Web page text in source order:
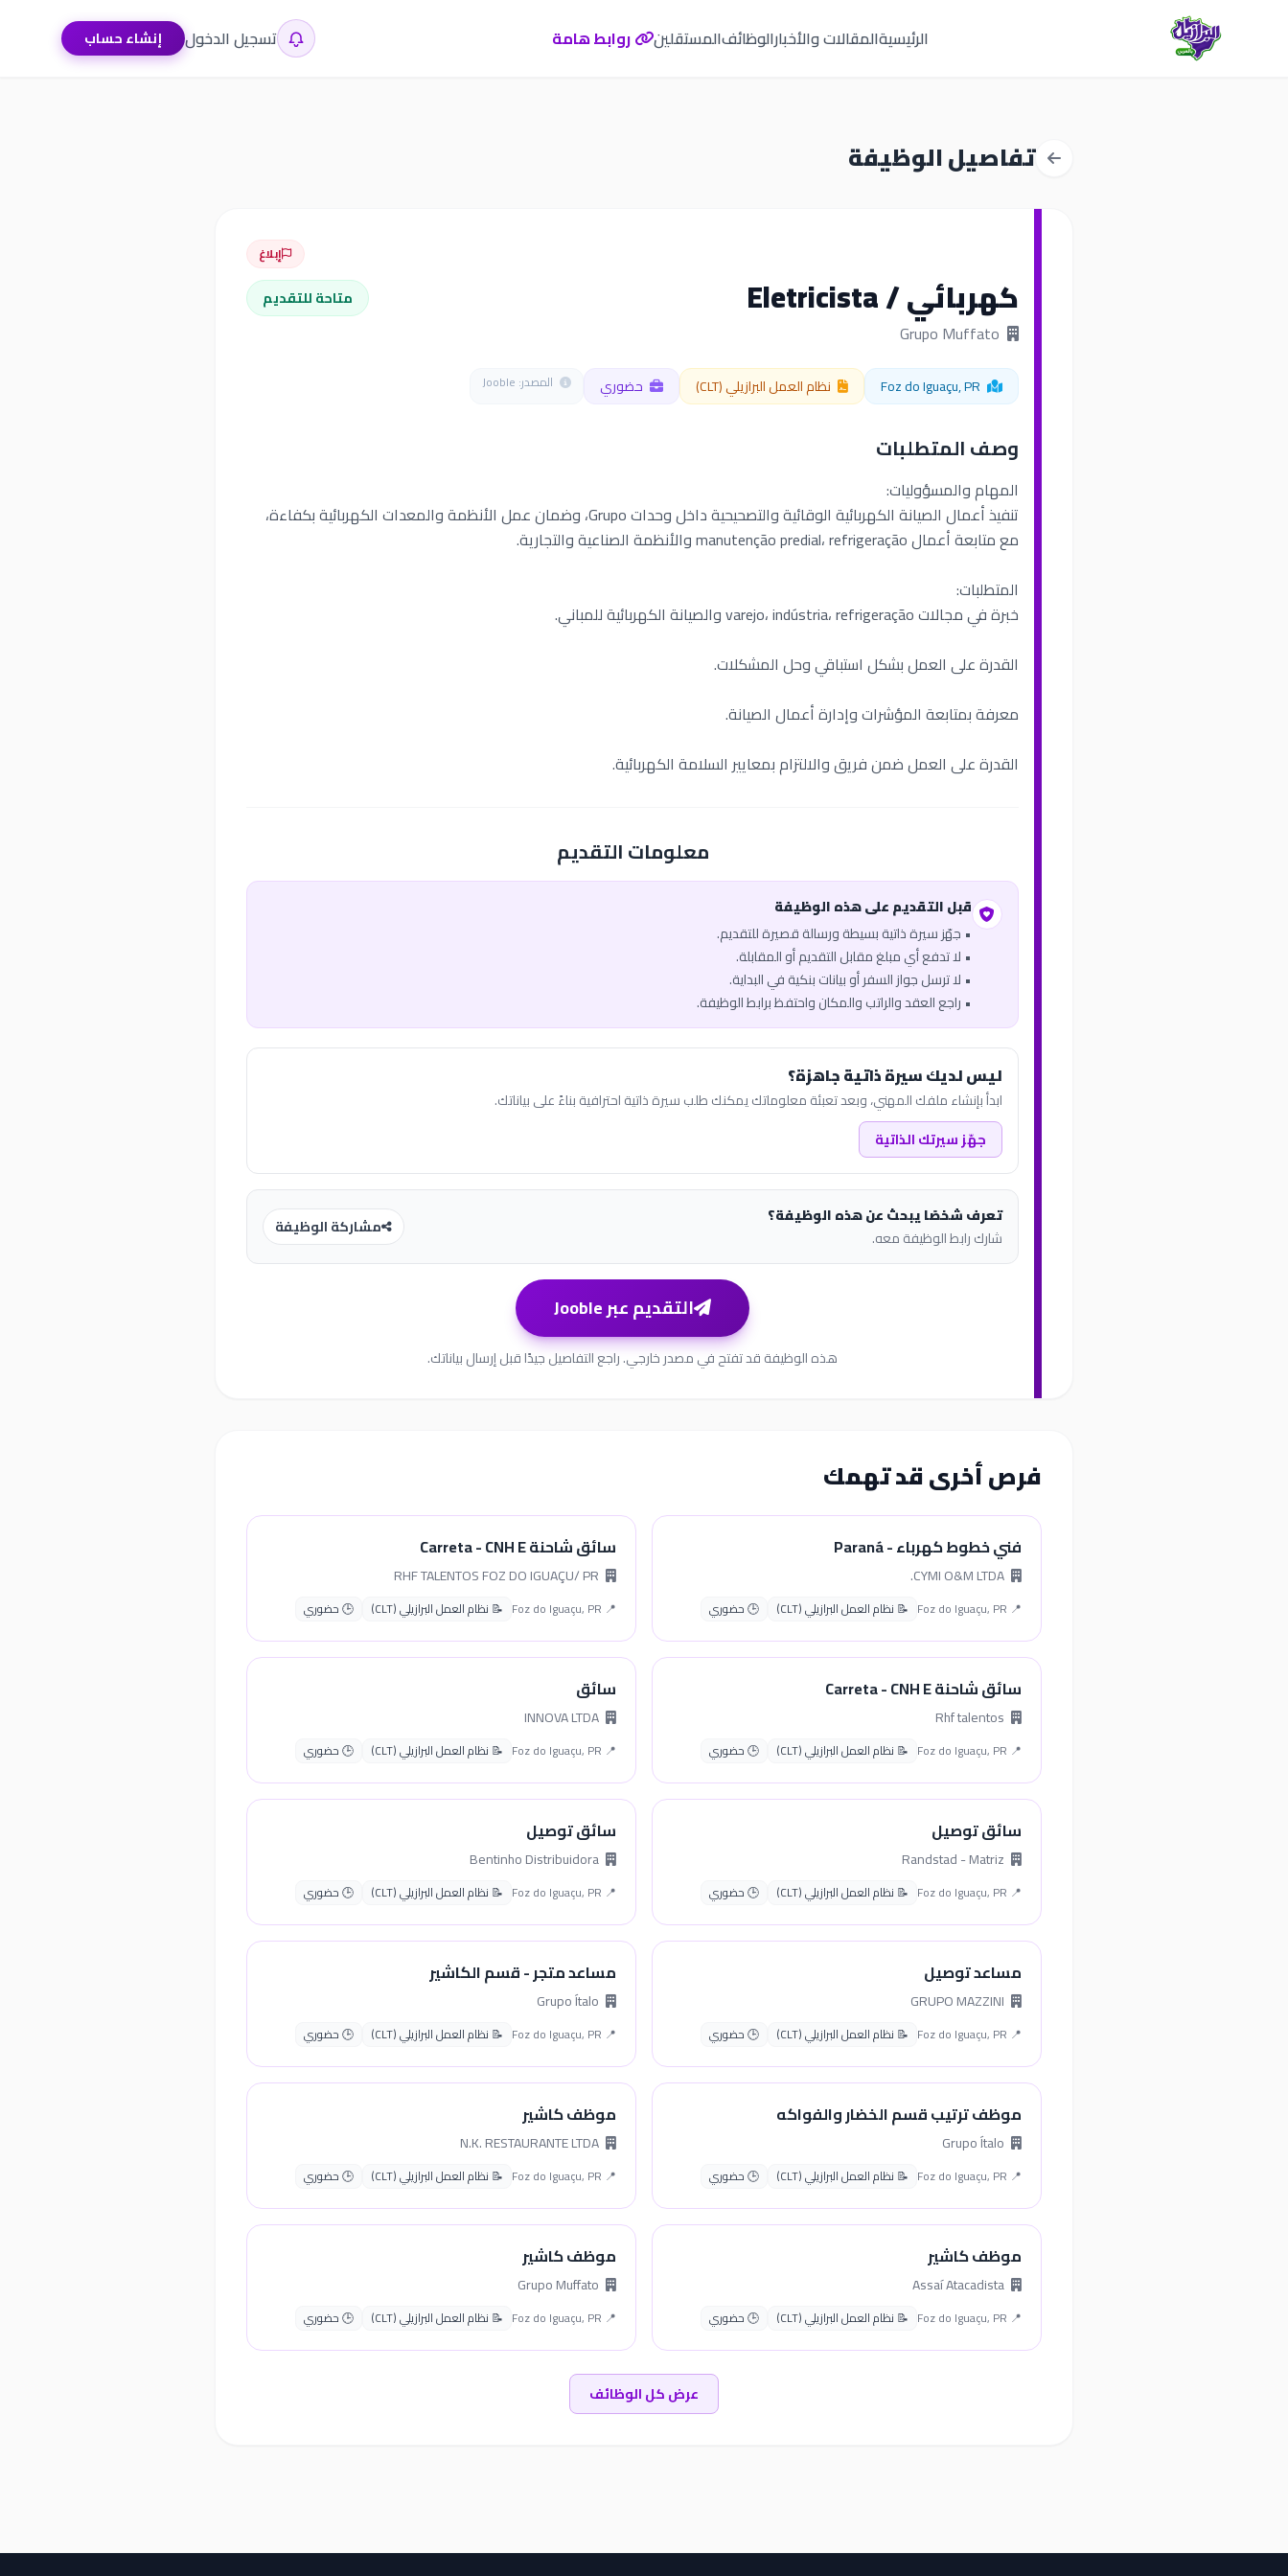
الرئيسيةالمقالات والأخبارالوظائفالمستقلين روابط هامة تسجيل الدخول إنشاء حساب
تفاصيل الوظيفة
إبلاغ
كهربائي / Eletricista متاحة للتقديم
نظام العمل البرازيلي (CLT) حضوري المصدر: Jooble
وصف المتطلبات
المهام والمسؤوليات:
تنفيذ أعمال الصيانة الكهربائية الوقائية والتصحيحية داخل وحدات Grupo، وضمان عمل الأنظمة والمعدات الكهربائية بكفاءة،
مع متابعة أعمال manutenção predial، refrigeração والأنظمة الصناعية والتجارية.
المتطلبات:
خبرة في مجالات varejo، indústria، refrigeração والصيانة الكهربائية للمباني.
القدرة على العمل بشكل استباقي وحل المشكلات.
معرفة بمتابعة المؤشرات وإدارة أعمال الصيانة.
القدرة على العمل ضمن فريق والالتزام بمعايير السلامة الكهربائية.
معلومات التقديم
قبل التقديم على هذه الوظيفة
• جهّز سيرة ذاتية بسيطة ورسالة قصيرة للتقديم.
• لا تدفع أي مبلغ مقابل التقديم أو المقابلة.
• لا ترسل جواز السفر أو بيانات بنكية في البداية.
• راجع العقد والراتب والمكان واحتفظ برابط الوظيفة.
ليس لديك سيرة ذاتية جاهزة؟
ابدأ بإنشاء ملفك المهني، وبعد تعبئة معلوماتك يمكنك طلب سيرة ذاتية احترافية بناءً على بياناتك.
جهّز سيرتك الذاتية
تعرف شخصًا يبحث عن هذه الوظيفة؟
شارك رابط الوظيفة معه.
مشاركة الوظيفة
التقديم عبر Jooble
هذه الوظيفة قد تفتح في مصدر خارجي. راجع التفاصيل جيدًا قبل إرسال بياناتك.
فرص أخرى قد تهمك
فني خطوط كهرباء - Paraná
📍 Foz do Iguaçu, PR 📝 نظام العمل البرازيلي (CLT) 🕒 حضوري
سائق شاحنة Carreta - CNH E
📍 Foz do Iguaçu, PR 📝 نظام العمل البرازيلي (CLT) 🕒 حضوري
سائق شاحنة Carreta - CNH E
📍 Foz do Iguaçu, PR 📝 نظام العمل البرازيلي (CLT) 🕒 حضوري
سائق
📍 Foz do Iguaçu, PR 📝 نظام العمل البرازيلي (CLT) 🕒 حضوري
سائق توصيل
📍 Foz do Iguaçu, PR 📝 نظام العمل البرازيلي (CLT) 🕒 حضوري
سائق توصيل
📍 Foz do Iguaçu, PR 📝 نظام العمل البرازيلي (CLT) 🕒 حضوري
مساعد توصيل
📍 Foz do Iguaçu, PR 📝 نظام العمل البرازيلي (CLT) 🕒 حضوري
مساعد متجر - قسم الكاشير
📍 Foz do Iguaçu, PR 📝 نظام العمل البرازيلي (CLT) 🕒 حضوري
موظف ترتيب قسم الخضار والفواكه
📍 Foz do Iguaçu, PR 📝 نظام العمل البرازيلي (CLT) 🕒 حضوري
موظف كاشير
📍 Foz do Iguaçu, PR 📝 نظام العمل البرازيلي (CLT) 🕒 حضوري
موظف كاشير
📍 Foz do Iguaçu, PR 📝 نظام العمل البرازيلي (CLT) 🕒 حضوري
موظف كاشير
📍 Foz do Iguaçu, PR 📝 نظام العمل البرازيلي (CLT) 🕒 حضوري
عرض كل الوظائف